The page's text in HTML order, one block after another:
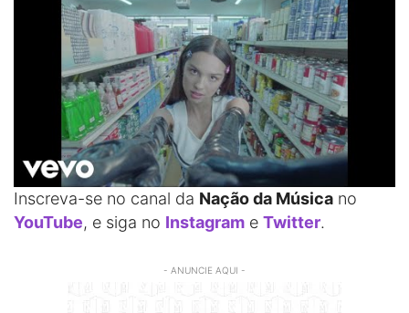
Inscreva-se no canal da Nação da Música no
YouTube, e siga no Instagram e Twitter.
- ANUNCIE AQUI -